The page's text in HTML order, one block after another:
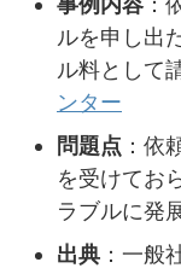
ルを申し出
ル料として
ンター
問題点 ：依
を受けてお
ラブルに発
出典 ：一般